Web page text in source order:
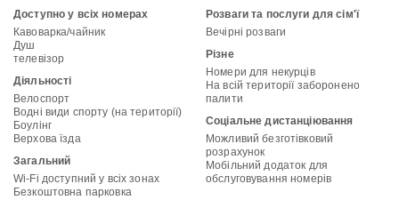
Доступно у всіх номерах
Кавоварка/чайник
Душ
телевізор
Діяльності
Велоспорт
Водні види спорту (на території)
Боулінг
Верхова їзда
Загальний
Wi-Fi доступний у всіх зонах
Безкоштовна парковка
Розваги та послуги для сім'ї
Вечірні розваги
Різне
Номери для некурців
На всій території заборонено
палити
Соціальне дистанціювання
Можливий безготівковий
розрахунок
Мобільний додаток для
обслуговування номерів